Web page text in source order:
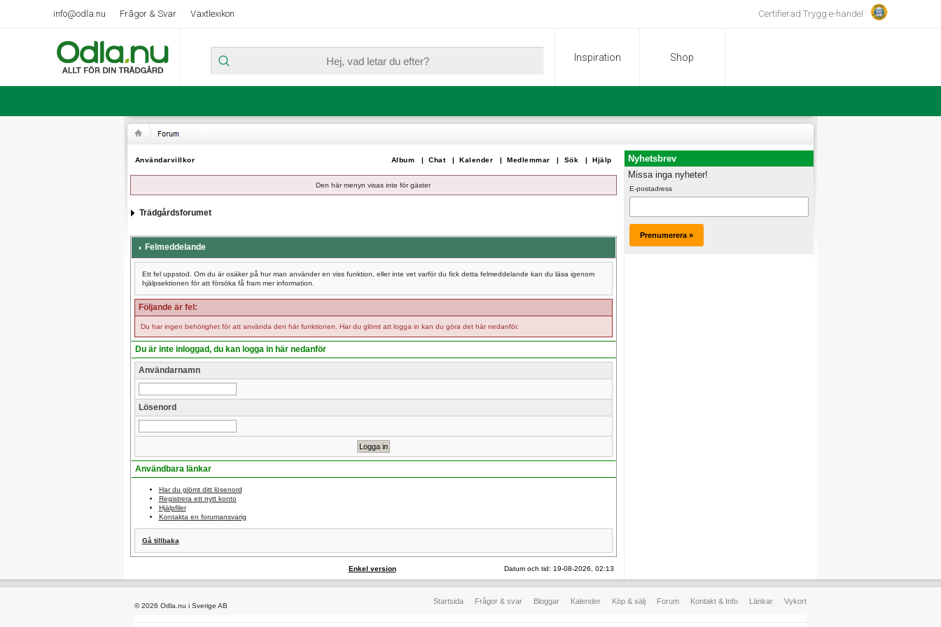
info@odla.nu Frågor & Svar Växtlexikon Certifierad Trygg e-handel
Inspiration Shop
Användarvillkor Hjälp
Sök |
Medlemmar |
Kalender |
Chat |
Album |
Den här menyn visas inte för gäster
Trädgårdsforumet
Felmeddelande
Ett fel uppstod. Om du är osäker på hur man använder en viss funktion, eller inte vet varför du fick detta felmeddelande kan du läsa igenom
hjälpsektionen för att försöka få fram mer information.
Följande är fel:
Du har ingen behörighet för att använda den här funktionen. Har du glömt att logga in kan du göra det här nedanför.
Du är inte inloggad, du kan logga in här nedanför
Användarnamn
Lösenord
Användbara länkar
Har du glömt ditt lösenord
Registrera ett nytt konto
Hjälpfiler
Kontakta en forumansvarig
Gå tillbaka
Enkel version Datum och tid: 19-08-2026, 02:13
Nyhetsbrev
Missa inga nyheter!
E-postadress
© 2026 Odla.nu i Sverige AB
Startsida Frågor & svar Bloggar Kalender Köp & sälj Forum Kontakt & Info Länkar Vykort